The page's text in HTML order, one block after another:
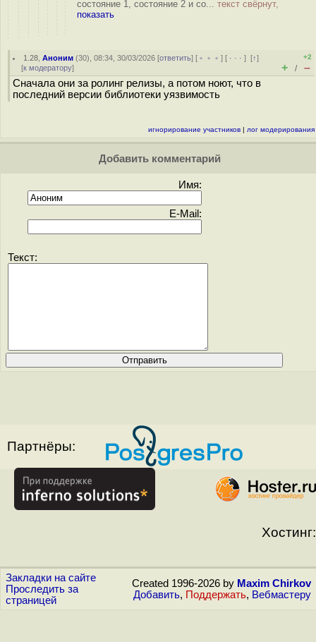
состояние 1, состояние 2 и со... текст свёрнут,
показать
1.28 ,Аноним (30), 08:34, 30/03/2026 [ответить] [ ﹢﹢﹢] [ · · ·][↑]
[к модератору]
+2
+ / –
Сначала они за ролинг релизы, а потом ноют, что в
последний версии библиотеки уязвимость
игнорирование участников | лог модерирования
Добавить комментарий
Имя:
E-Mail:
Текст:
Партнёры:
Хостинг:
Закладки на сайте
Проследить за
страницей
Created 1996-2026 by Maxim Chirkov
Добавить, Поддержать, Вебмастеру